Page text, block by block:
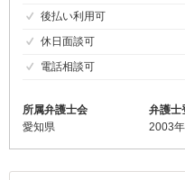
後払い利用可
休日面談可
電話相談可
所属弁護士会
愛知県
弁護士
2003年